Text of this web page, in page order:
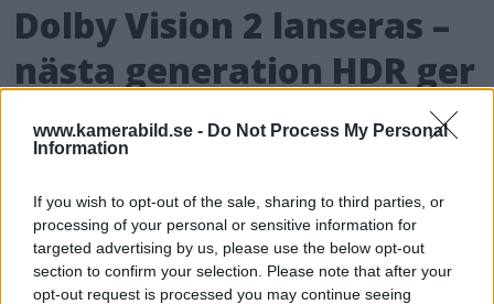
www.kamerabild.se - Do Not Process My Personal
Information
If you wish to opt-out of the sale, sharing to third parties, or
processing of your personal or sensitive information for
targeted advertising by us, please use the below opt-out
section to confirm your selection. Please note that after your
opt-out request is processed you may continue seeing
Dolby Vision 2 lanseras –
nästa generation HDR ger
bättre bild
För de som älskar både film och dynamiskt
omfång släpps nu Dolby Vision 2, en ny
bildmotor som analyserar bilden och scenen
och förbättrar den för tittaren.